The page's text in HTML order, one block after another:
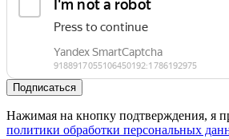
Подписаться
Нажимая на кнопку подтверждения, я
политики обработки персональных